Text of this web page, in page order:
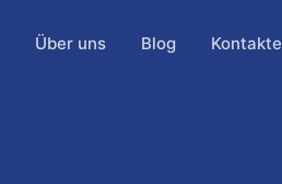
Über uns Blog Kontakte